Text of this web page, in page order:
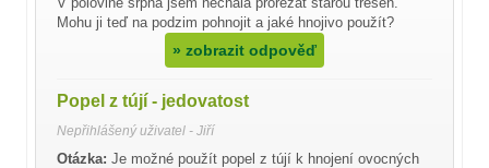
Mohu ji teď na podzim pohnojit a jaké hnojivo použít?
» zobrazit odpověď
Popel z tújí - jedovatost
Nepřihlášený uživatel - Jiří
Otázka: Je možné použít popel z tújí k hnojení ovocných